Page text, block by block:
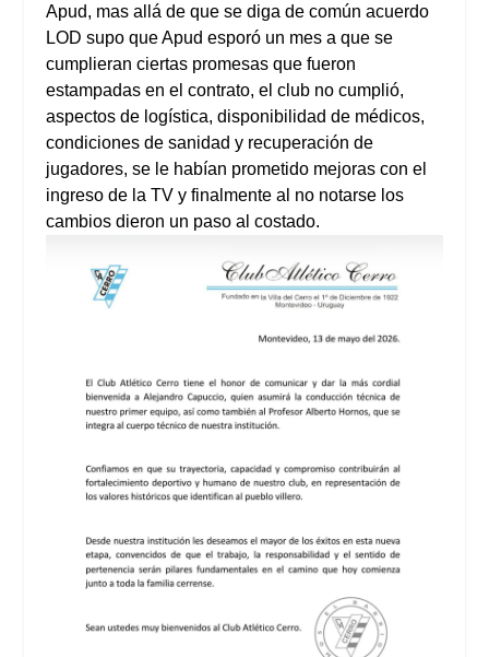
Apud, mas allá de que se diga de común acuerdo
LOD supo que Apud esporó un mes a que se
cumplieran ciertas promesas que fueron
estampadas en el contrato, el club no cumplió,
aspectos de logística, disponibilidad de médicos,
condiciones de sanidad y recuperación de
jugadores, se le habían prometido mejoras con el
ingreso de la TV y finalmente al no notarse los
cambios dieron un paso al costado.